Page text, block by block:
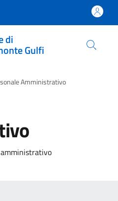
di
Gulfi
Amministrativo